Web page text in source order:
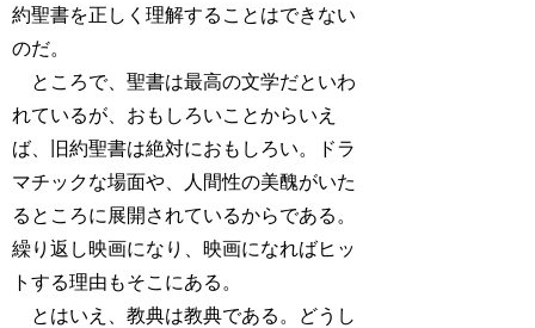
約聖書を正しく理解することはできない
のだ。
ところで、聖書は最高の文学だといわ
れているが、おもしろいことからいえ
ば、旧約聖書は絶対におもしろい。ドラ
マチックな場面や、人間性の美醜がいた
るところに展開されているからである。
繰り返し映画になり、映画になればヒッ
トする理由もそこにある。
とはいえ、教典は教典である。どうし